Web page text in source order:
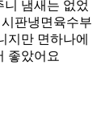
냄새는 없었
판냉면육수부
지만 면하나에
좋았어요